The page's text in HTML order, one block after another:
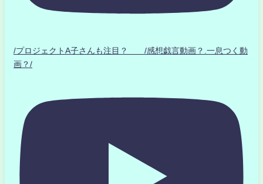
/プロジェクトA子さんも注目？ /感想戯言動画？.一息つく動
画？/